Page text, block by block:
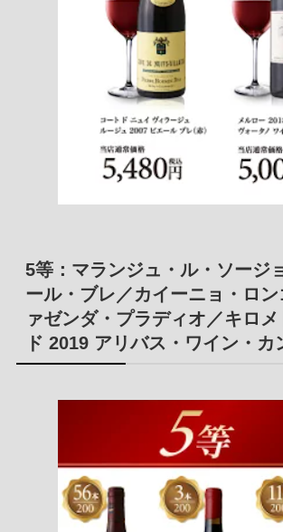
5等：マランジュ・ル・ソージ
ール・ブレ／カイーニョ・ロ
ァゼンダ・プラディオ／キロ
ド 2019 アリバス・ワイン・カ